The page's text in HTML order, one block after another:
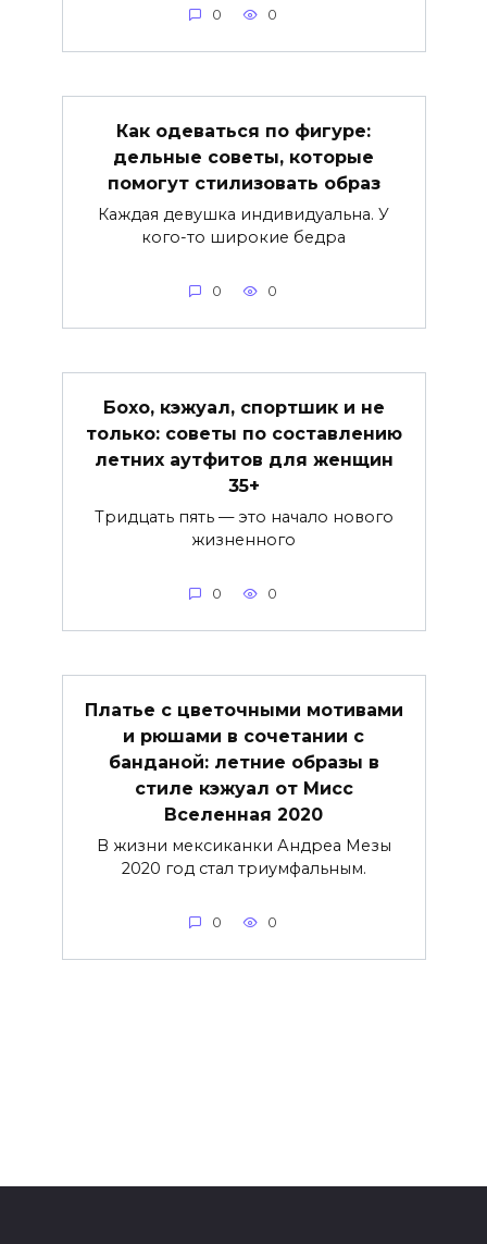
0 0
Как одеваться по фигуре:
дельные советы, которые
помогут стилизовать образ
Каждая девушка индивидуальна. У
кого-то широкие бедра
0 0
Бохо, кэжуал, спортшик и не
только: советы по составлению
летних аутфитов для женщин
35+
Тридцать пять — это начало нового
жизненного
0 0
Платье с цветочными мотивами
и рюшами в сочетании с
банданой: летние образы в
стиле кэжуал от Мисс
Вселенная 2020
В жизни мексиканки Андреа Мезы
2020 год стал триумфальным.
0 0